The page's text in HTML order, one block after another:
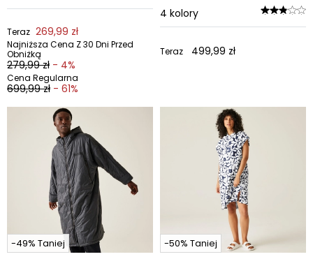
Teraz 269,99 zł
Najniższa Cena Z 30 Dni Przed
Obniżką
279,99 zł - 4%
Cena Regularna
699,99 zł - 61%
4 kolory
Teraz 499,99 zł
-49% Taniej
-50% Taniej